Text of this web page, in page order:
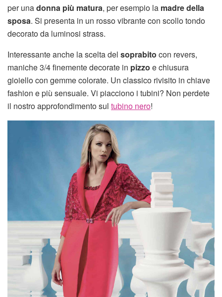
per unadonna più matura, per esempio la madre della
sposa. Si presenta in un rosso vibrante con scollo tondo
decorato da luminosi strass.
Interessante anche la scelta del soprabito con revers,
maniche 3/4 finemente decorate in pizzo e chiusura
gioiello con gemme colorate. Un classico rivisito in chiave
fashion e più sensuale. Vi piacciono i tubini? Non perdete
il nostro approfondimento sul tubino nero!